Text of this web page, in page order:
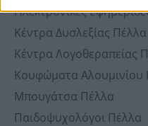
Ηλεκτρονικές
Κέντρα Δυσλεξίας Πέλλα
Κέντρα Λογοθεραπείας
Κουφώματα Αλουμινίου
Μπουγάτσα Πέλλα
Παιδοψυχολόγοι Πέλλα